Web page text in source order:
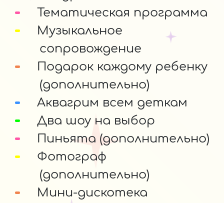
Тематическая программа
Музыкальное
сопровождение
Подарок каждому ребенку
(дополнительно)
Аквагрим всем деткам
Два шоу на выбор
Пиньята (дополнительно)
Фотограф
(дополнительно)
Мини-дискотека